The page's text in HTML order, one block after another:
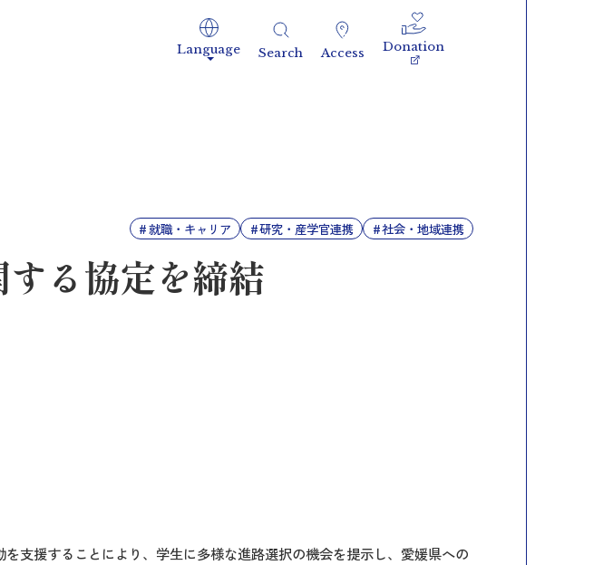
Language Search Access Donation
就職・キャリア 研究・産学官連携 社会・地域連携
る協定を締結
支援することにより、学生に多様な進路選択の機会を提示し、愛媛県への